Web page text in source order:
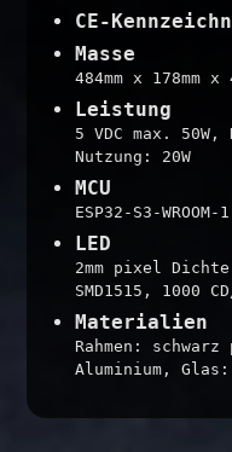
CE-
Masse
484mm x 178mm x
Leistung
5 VDC max.
Nutzung: 20W
MCU
ESP32-S3-
LED
2mm pixel
SMD1515, 1000
Materialien
Rahmen:
Aluminium,